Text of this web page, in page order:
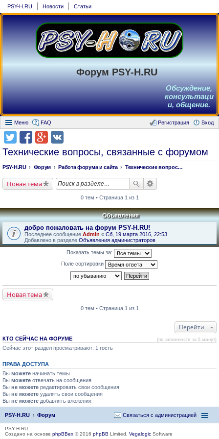
PSY-H.RU Новости Статьи
Форум PSY-H.RU
Обсуждение,
консультаци
и, общение.
Меню FAQ Вход
Регистрация
Технические вопросы, связанные с форумом
PSY-H.RU Форум Работа форума и сайта Технические вопросы, связанные с форумом
Новая тема
0 тем • Страница 1 из 1
Объявления
добро пожаловать на форум PSY-H.RU!
Последнее сообщение Admin « Сб, 19 марта 2016, 22:53
Добавлено в разделе Объявления администраторов
Показать темы за:
Поле сортировки
Новая тема
0 тем • Страница 1 из 1
Перейти
КТО СЕЙЧАС НА ФОРУМЕ (по активности за 5 минут)
Сейчас этот раздел просматривают: 1 гость
ПРАВА ДОСТУПА
Вы можете начинать темы
Вы можете отвечать на сообщения
Вы не можете редактировать свои сообщения
Вы не можете удалять свои сообщения
Вы не можете добавлять вложения
PSY-H.RU Форум Связаться с администрацией
PSY-H.RU
Создано на основе phpBBex © 2016 phpBB Limited, Vegalogic Software